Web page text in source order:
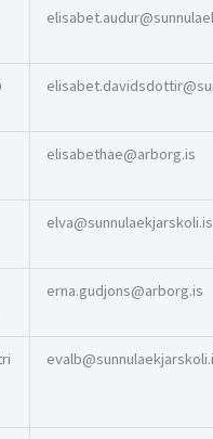
elisabethae@arborg.is
elva@sunnulaekjarskoli.is
erna.gudjons@arborg.is